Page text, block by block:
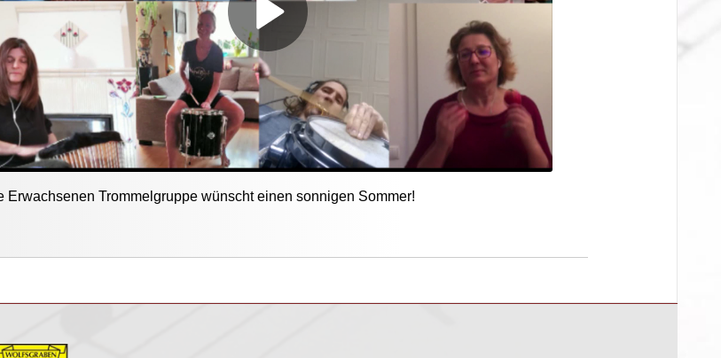
Erwachsenen Trommelgruppe wünscht einen sonnigen Sommer!